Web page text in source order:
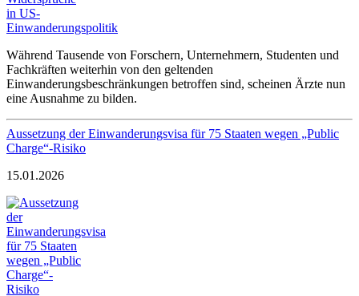
Während Tausende von Forschern, Unternehmern, Studenten und
Fachkräften weiterhin von den geltenden
Einwanderungsbeschränkungen betroffen sind, scheinen Ärzte nun
eine Ausnahme zu bilden.
Aussetzung der Einwanderungsvisa für 75 Staaten wegen „Public
Charge“-Risiko
15.01.2026